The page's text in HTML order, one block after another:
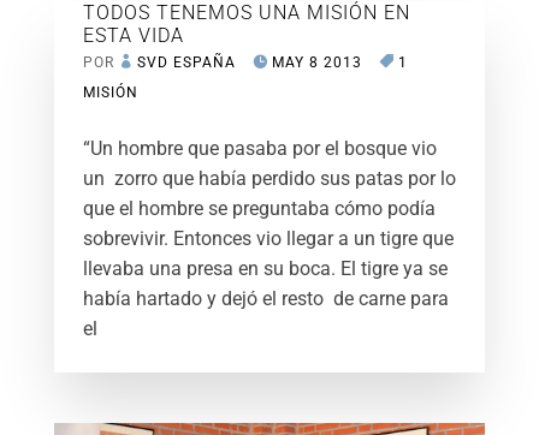
TODOS TENEMOS UNA MISIÓN EN
ESTA VIDA
POR SVD ESPAÑA MAY 8 2013
1
MISIÓN
“Un hombre que pasaba por el bosque vio
un zorro que había perdido sus patas por lo
que el hombre se preguntaba cómo podía
sobrevivir. Entonces vio llegar a un tigre que
llevaba una presa en su boca. El tigre ya se
había hartado y dejó el resto de carne para
el